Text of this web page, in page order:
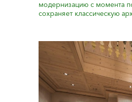
модернизацию с момента
сохраняет классическую